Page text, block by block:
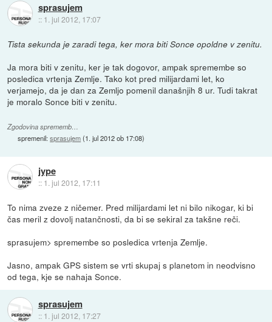
sprasujem
:: 1. jul 2012, 17:07
Tista sekunda je zaradi tega, ker mora biti Sonce opoldne v zenitu.
Ja mora biti v zenitu, ker je tak dogovor, ampak spremembe so
posledica vrtenja Zemlje. Tako kot pred milijardami let, ko
verjamejo, da je dan za Zemljo pomenil današnjih 8 ur. Tudi takrat
je moralo Sonce biti v zenitu.
Zgodovina sprememb…
spremenil:sprasujem(1. jul 2012 ob 17:08)
jype
:: 1. jul 2012, 17:11
To nima zveze z ničemer. Pred milijardami let ni bilo nikogar, ki bi
čas meril z dovolj natančnosti, da bi se sekiral za takšne reči.
sprasujem> spremembe so posledica vrtenja Zemlje.
Jasno, ampak GPS sistem se vrti skupaj s planetom in neodvisno
od tega, kje se nahaja Sonce.
sprasujem
:: 1. jul 2012, 17:27